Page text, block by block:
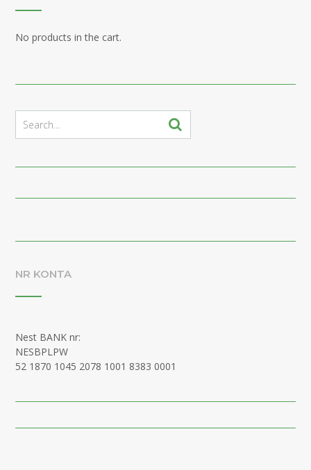
No products in the cart.
NR KONTA
Nest BANK nr:
NESBPLPW
52 1870 1045 2078 1001 8383 0001